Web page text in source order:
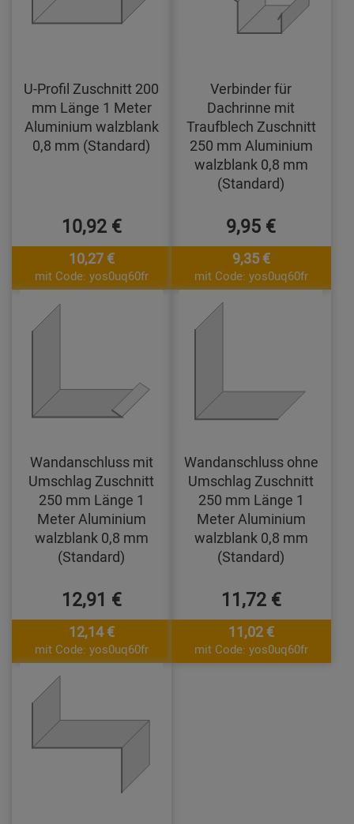
U-Profil Zuschnitt 200
mm Länge 1 Meter
Aluminium walzblank
0,8 mm (Standard)
10,92 €
10,27 €
mit Code: yos0uq60fr
Verbinder für
Dachrinne mit
Traufblech Zuschnitt
250 mm Aluminium
walzblank 0,8 mm
(Standard)
9,95 €
9,35 €
mit Code: yos0uq60fr
Wandanschluss mit
Umschlag Zuschnitt
250 mm Länge 1
Meter Aluminium
walzblank 0,8 mm
(Standard)
12,91 €
12,14 €
mit Code: yos0uq60fr
Wandanschluss ohne
Umschlag Zuschnitt
250 mm Länge 1
Meter Aluminium
walzblank 0,8 mm
(Standard)
11,72 €
11,02 €
mit Code: yos0uq60fr